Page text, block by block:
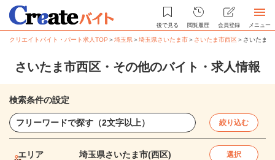
後で見る 閲覧履歴 会員登録 メニュー
クリエイトバイト・パート求人TOP ＞埼玉県＞埼玉県さいたま市＞ さいたま市西区＞ さいたま
さいたま市西区・その他のバイト・求人情報
検索条件の設定
絞り込む
エリア 埼玉県さいたま市(西区) 選択